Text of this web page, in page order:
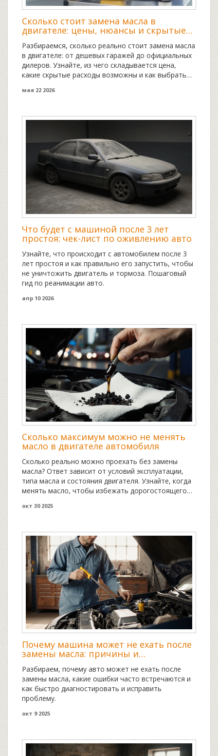
Сколько стоит замена масла в
двигателе: цены, нюансы и скрытые
расходы
Разбираемся, сколько реально стоит замена масла
в двигателе: от дешевых гаражей до официальных
дилеров. Узнайте, из чего складывается цена,
какие скрытые расходы возможны и как выбрать
мая 22 2026
Что будет с машиной после 3 лет
простоя: чек-лист по оживлению авто
Узнайте, что происходит с автомобилем после 3
лет простоя и как правильно его запустить, чтобы
не уничтожить двигатель и тормоза. Пошаговый
гид по реанимации авто.
апр 10 2026
Сколько максимум можно не менять
масло в двигателе автомобиля
Сколько реально можно проехать без замены
масла? Ответ зависит от условий эксплуатации,
типа масла и состояния двигателя. Узнайте, когда
менять масло, чтобы избежать дорогостоящего
окт 30 2025
Почему машина может не ехать после
замены масла: причины и
Разбираем, почему авто может не ехать после
замены масла, какие ошибки часто встречаются и
как быстро диагностировать и исправить
проблему.
окт 9 2025